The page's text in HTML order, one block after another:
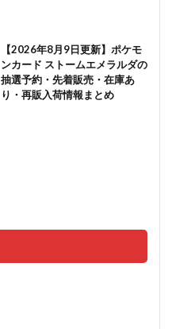
【2026年8月9日更新】ポケモ
ンカード ストームエメラルダの
抽選予約・先着販売・在庫あ
り・再販入荷情報まとめ